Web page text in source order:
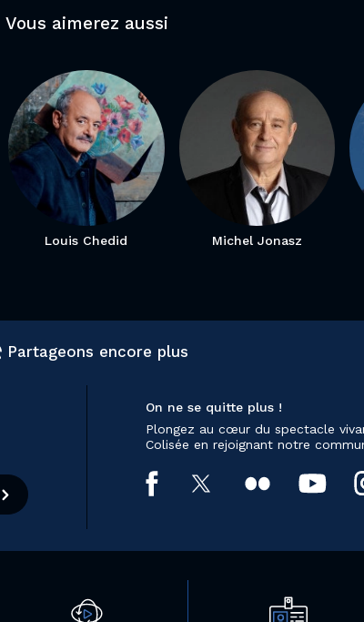
Vous aimerez aussi
Louis Chedid Michel Jonasz
Partageons encore plus
On ne se quitte plus !
Plongez au cœur du spectacle
Colisée en rejoignant notre